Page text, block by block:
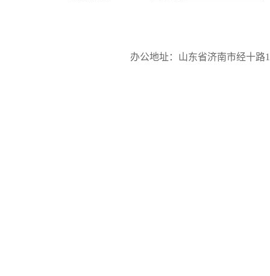
办公地址：山东省济南市经十路